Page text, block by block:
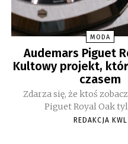
MODA
Audemars Piguet
Kultowy projekt,
czasem
Zdarza się, że ktoś
Piguet Royal Oak
REDAKCJA KWL